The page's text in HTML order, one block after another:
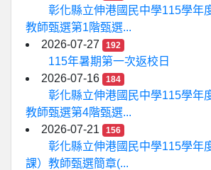
彰化縣立伸港國民中學115學年
教師甄選第1階甄選...
2026-07-27
192
115年暑期第一次返校日
2026-07-16
184
彰化縣立伸港國民中學115學年
教師甄選第4階甄選...
2026-07-21
156
彰化縣立伸港國民中學115學年
課）教師甄選簡章(...